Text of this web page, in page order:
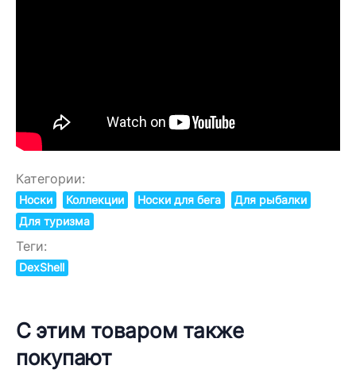
Категории:
Носки Коллекции Носки для бега
Для рыбалки
Для туризма
Теги:
DexShell
С этим товаром также
покупают